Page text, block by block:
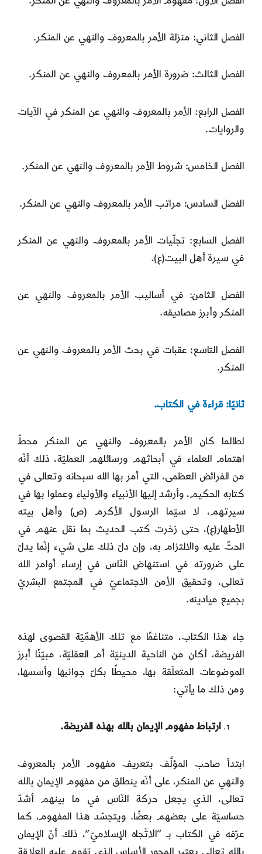
الفصل الثاني: منزلة الأمر بالمعروف والنهي عن المنكر.
الفصل الثالث: ضرورة الأمر بالمعروف والنهي عن المنكر.
الفصل الرابع: الأمر بالمعروف والنهي عن المنكر في الآيات
والروايات.
الفصل الخامس: شروط الأمر بالمعروف والنهي عن المنكر.
الفصل السادس: مراتب الأمر بالمعروف والنهي عن المنكر.
الفصل السابع: تجلّيات الأمر بالمعروف والنهي عن المنكر
في سيرة أهل البيت(ع).
الفصل الثامن: في أساليب الأمر بالمعروف والنهي عن
المنكر وأبرز مصاديقه.
الفصل التاسع: عقبات في بحث الأمر بالمعروف والنهي عن
المنكر.
ثانيًا: قراءة في الكتاب.
لطالما كان الأمر بالمعروف والنهي عن المنكر محطّ
اهتمام العلماء في أبحاثهم ورسائلهم العمليّة، ذلك أنّه
من الفرائض العظمى، التي أمر بها الله سبحانه وتعالى في
كتابه الحكيم، وأرشد إليها الأنبياء والأولياء وعملوا بها في
سيرتهم، لا سيّما الرسول الأكرم (ص) وأهل بيته
الأطهار(ع)، حتى زخرت كتب الحديث بما نقل عنهم في
الحثّ عليه والالتزام به، وإن دلّ ذلك على شيء إنّما يدلّ
على ضرورته في استنهاض النّاس في إرساء أوامر الله
تعالى، وتحقيق الأمن الاجتماعيّ في المجتمع البشريّ
بجميع ميادينه.
جاء هذا الكتاب، متناغمًا مع تلك الأهمّيّة القصوى لهذه
الفريضة، أكان من الناحية الدينيّة أم العقليّة، مبيّنًا أبرز
الموضوعات المتعلّقة بها، محيطًا بكلّ جوانبها وأسسها،
ومن ذلك ما يأتي:
ارتباط مفهوم الإيمان بالله بهذه الفريضة.
ابتدأ صاحب المؤلَّف بتعريف مفهوم الأمر بالمعروف
والنهي عن المنكر، على أنّه ينطلق من مفهوم الإيمان بالله
تعالى، الذي يجعل حركة النّاس في ما بينهم أشدّ
حساسيّة على بعضهم بعضًا. ويتجسّد هذا المفهوم، كما
عرّفه في الكتاب بـ “الاتّجاه الإسلاميّ”، ذلك أنّ الإيمان
بالله تعالى يعتبر المحور الأساس الذي تقوم عليه العلاقة